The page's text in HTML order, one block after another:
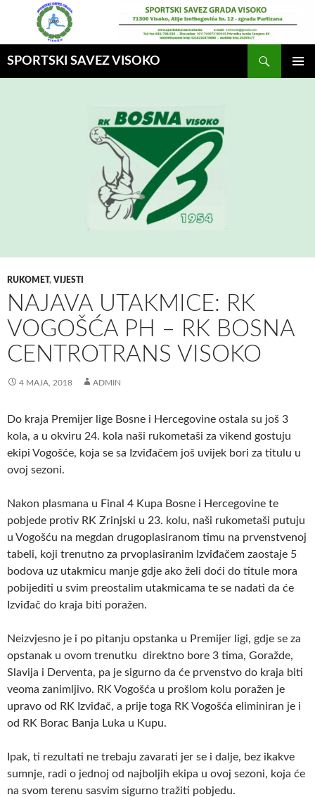
SPORTSKI SAVEZ VISOKO
RUKOMET, VIJESTI
NAJAVA UTAKMICE: RK
VOGOŠĆA PH – RK BOSNA
CENTROTRANS VISOKO
4 MAJA, 2018 ADMIN
Do kraja Premijer lige Bosne i Hercegovine ostala su još 3
kola, a u okviru 24. kola naši rukometaši za vikend gostuju
ekipi Vogošće, koja se sa Izviđačem još uvijek bori za titulu u
ovoj sezoni.
Nakon plasmana u Final 4 Kupa Bosne i Hercegovine te
pobjede protiv RK Zrinjski u 23. kolu, naši rukometaši putuju
u Vogošću na megdan drugoplasiranom timu na prvenstvenoj
tabeli, koji trenutno za prvoplasiranim Izviđačem zaostaje 5
bodova uz utakmicu manje gdje ako želi doći do titule mora
pobijediti u svim preostalim utakmicama te se nadati da će
Izviđač do kraja biti poražen.
Neizvjesno je i po pitanju opstanka u Premijer ligi, gdje se za
opstanak u ovom trenutku direktno bore 3 tima, Goražde,
Slavija i Derventa, pa je sigurno da će prvenstvo do kraja biti
veoma zanimljivo. RK Vogošća u prošlom kolu poražen je
upravo od RK Izviđač, a prije toga RK Vogošća eliminiran je i
od RK Borac Banja Luka u Kupu.
Ipak, ti rezultati ne trebaju zavarati jer se i dalje, bez ikakve
sumnje, radi o jednoj od najboljih ekipa u ovoj sezoni, koja će
na svom terenu sasvim sigurno tražiti pobjedu.